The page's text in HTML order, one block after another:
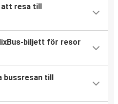
resa till
biljett för resor
till